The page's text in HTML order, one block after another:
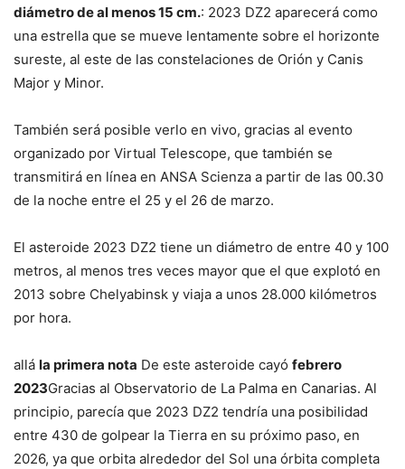
diámetro de al menos 15 cm.: 2023 DZ2 aparecerá como
una estrella que se mueve lentamente sobre el horizonte
sureste, al este de las constelaciones de Orión y Canis
Major y Minor.
También será posible verlo en vivo, gracias al evento
organizado por Virtual Telescope, que también se
transmitirá en línea en ANSA Scienza a partir de las 00.30
de la noche entre el 25 y el 26 de marzo.
El asteroide 2023 DZ2 tiene un diámetro de entre 40 y 100
metros, al menos tres veces mayor que el que explotó en
2013 sobre Chelyabinsk y viaja a unos 28.000 kilómetros
por hora.
allá la primera nota De este asteroide cayó febrero
2023Gracias al Observatorio de La Palma en Canarias. Al
principio, parecía que 2023 DZ2 tendría una posibilidad
entre 430 de golpear la Tierra en su próximo paso, en
2026, ya que orbita alrededor del Sol una órbita completa